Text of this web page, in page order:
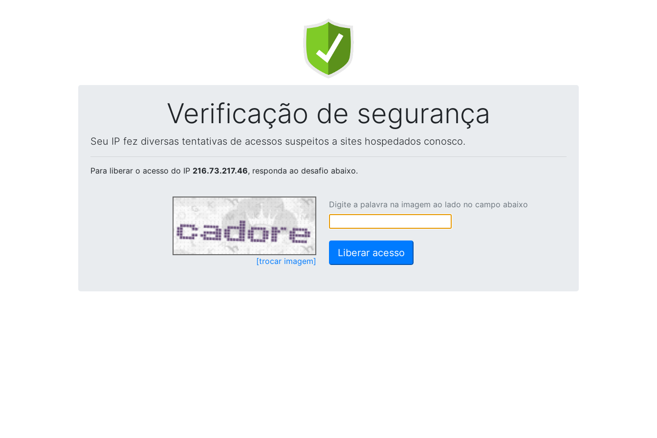
Verificação de segurança
Seu IP fez diversas tentativas de acessos suspeitos a sites hospedados conosco.
Para liberar o acesso do IP 216.73.217.46, responda ao desafio abaixo.
[trocar imagem]
Digite a palavra na imagem ao lado no campo abaixo